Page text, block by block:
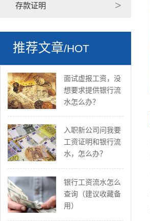
存款证明
推荐文章/HOT
面试虚报工资，没
想要求提供银行流
水怎么办？
入职新公司问我要
工资证明和银行流
水，怎么办？
银行工资流水怎么
查询（建议收藏备
用）